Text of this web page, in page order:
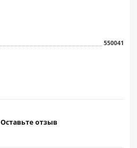
550041
Оставьте отзыв